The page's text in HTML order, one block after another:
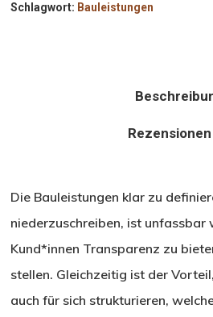
Schlagwort: Bauleistungen
Die Bauleistungen klar zu
niederzuschreiben, ist unfassbar
Kund*innen Transparenz zu
stellen. Gleichzeitig ist der
auch für sich strukturieren,